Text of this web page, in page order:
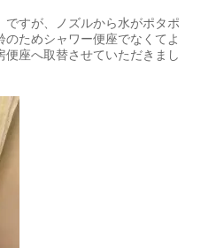
すが、ノズルから水がポタポ
ためシャワー便座でなくてよ
座へ取替させていただきまし